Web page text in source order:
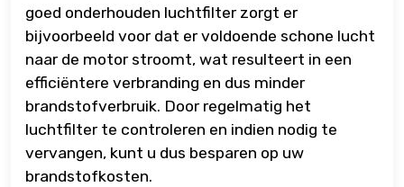
goed onderhouden luchtfilter zorgt er
bijvoorbeeld voor dat er voldoende schone lucht
naar de motor stroomt, wat resulteert in een
efficiëntere verbranding en dus minder
brandstofverbruik. Door regelmatig het
luchtfilter te controleren en indien nodig te
vervangen, kunt u dus besparen op uw
brandstofkosten.